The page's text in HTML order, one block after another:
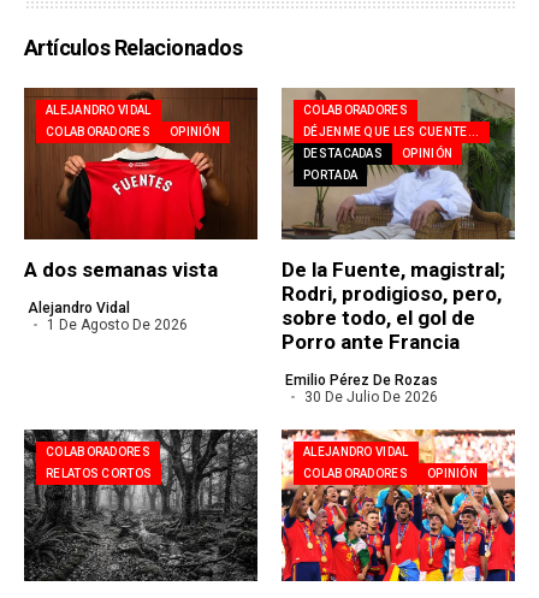
Artículos Relacionados
ALEJANDRO VIDAL
COLABORADORES
OPINIÓN
A dos semanas vista
Alejandro Vidal
1 De Agosto De 2026
COLABORADORES
DÉJENME QUE LES CUENTE...
DESTACADAS
OPINIÓN
PORTADA
De la Fuente, magistral;
Rodri, prodigioso, pero,
sobre todo, el gol de
Porro ante Francia
Emilio Pérez De Rozas
30 De Julio De 2026
COLABORADORES
RELATOS CORTOS
ALEJANDRO VIDAL
COLABORADORES
OPINIÓN